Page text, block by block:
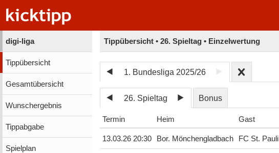
digi-liga
Tippübersicht
Gesamtübersicht
Wunschergebnis
Tippabgabe
Spielplan
Tippübersicht • 26. Spieltag • Einzelwertung
1. Bundesliga 2025/26
26. Spieltag Bonus
Termin Heim Gast
13.03.26 20:30 Bor. Mönchengladbach FC St. Pauli